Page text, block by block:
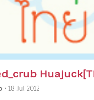
• 18 Jul 2012